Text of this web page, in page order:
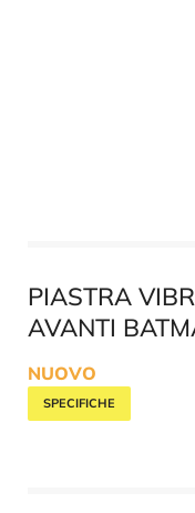
PIASTRA
AVANTI
NUOVO
SPECIFICHE